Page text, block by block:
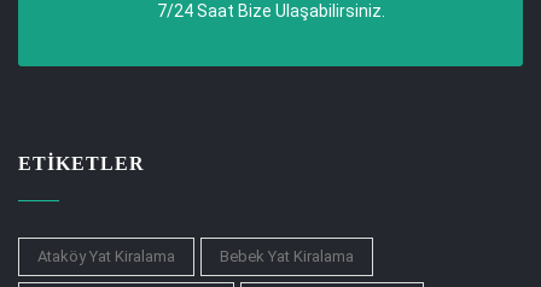
7/24 Saat Bize Ulaşabilirsiniz.
ETIKETLER
Ataköy Yat Kiralama Bebek Yat Kiralama